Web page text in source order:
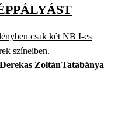
csak két NB I-es
színeiben.
Derekas ZoltánTatabánya